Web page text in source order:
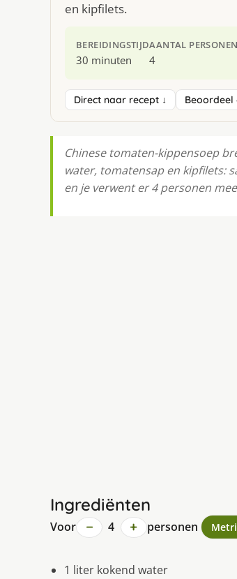
en kipfilets.
BEREIDINGSTIJD
30 minuten
AANTAL PERSONEN
4
Direct naar recept ↓
Chinese tomaten-kippensoep
water, tomatensap en kipfilets:
en je verwent er 4 personen
Ingrediënten
Voor − 4 + personen
1 liter kokend water